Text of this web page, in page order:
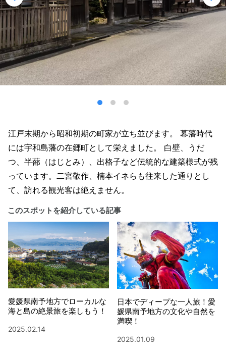
江戸末期から昭和初期の町家が立ち並びます。 幕藩時代
には宇和島藩の在郷町として栄えました。 白壁、うだ
つ、半蔀（はじとみ）、出格子など伝統的な建築様式が残
っています。二宮敬作、楠本イネらも往来した通りとし
て、訪れる観光客は絶えません。
このスポットを紹介している記事
愛媛県南予地方でローカルな
海と島の絶景旅を楽しもう！
2025.02.14
日本でディープな一人旅！愛
媛県南予地方の文化や自然を
満喫！
2025.01.09